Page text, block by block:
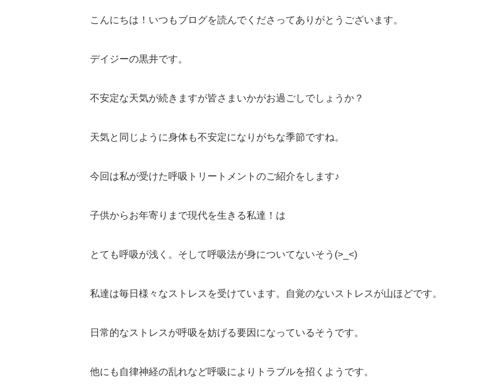
こんにちは！いつもブログを読んでくださってありがとうございます。
デイジーの黒井です。
不安定な天気が続きますが皆さまいかがお過ごしでしょうか？
天気と同じように身体も不安定になりがちな季節ですね。
今回は私が受けた呼吸トリートメントのご紹介をします♪
子供からお年寄りまで現代を生きる私達！は
とても呼吸が浅く。そして呼吸法が身についてないそう(>_<)
私達は毎日様々なストレスを受けています。自覚のないストレスが山ほどです。
日常的なストレスが呼吸を妨げる要因になっているそうです。
他にも自律神経の乱れなど呼吸によりトラブルを招くようです。